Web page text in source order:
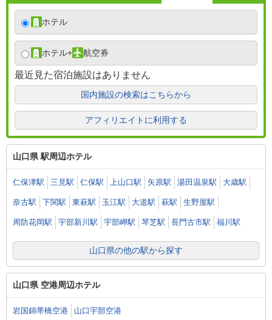
ホテル
ホテル+ 航空券
最近見た宿泊施設はありません
国内施設の検索はこちらから
アフィリエイトに利用する
山口県 駅周辺ホテル
仁保津駅 三見駅 仁保駅 上山口駅 矢原駅 湯田温泉駅 大歳駅
奈古駅 下関駅 東萩駅 玉江駅 大道駅 萩駅 生野屋駅
周防花岡駅 宇部新川駅 宇部岬駅 琴芝駅 長門古市駅 福川駅
山口県の他の駅から探す
山口県 空港周辺ホテル
岩国錦帯橋空港 山口宇部空港